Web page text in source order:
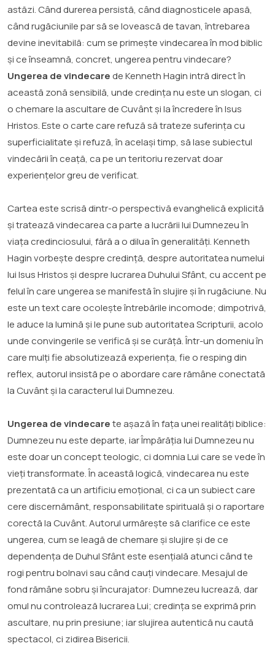
astăzi. Când durerea persistă, când diagnosticele apasă,
când rugăciunile par să se lovească de tavan, întrebarea
devine inevitabilă: cum se primește vindecarea în mod biblic
și ce înseamnă, concret, ungerea pentru vindecare?
Ungerea de vindecare de Kenneth Hagin intră direct în
această zonă sensibilă, unde credința nu este un slogan, ci
o chemare la ascultare de Cuvânt și la încredere în Isus
Hristos. Este o carte care refuză să trateze suferința cu
superficialitate și refuză, în același timp, să lase subiectul
vindecării în ceață, ca pe un teritoriu rezervat doar
experiențelor greu de verificat.
Cartea este scrisă dintr-o perspectivă evanghelică explicită
și tratează vindecarea ca parte a lucrării lui Dumnezeu în
viața credinciosului, fără a o dilua în generalități. Kenneth
Hagin vorbește despre credință, despre autoritatea numelui
lui Isus Hristos și despre lucrarea Duhului Sfânt, cu accent pe
felul în care ungerea se manifestă în slujire și în rugăciune. Nu
este un text care ocolește întrebările incomode; dimpotrivă,
le aduce la lumină și le pune sub autoritatea Scripturii, acolo
unde convingerile se verifică și se curăță. Într-un domeniu în
care mulți fie absolutizează experiența, fie o resping din
reflex, autorul insistă pe o abordare care rămâne conectată
la Cuvânt și la caracterul lui Dumnezeu.
Ungerea de vindecarete așază în fața unei realități biblice:
Dumnezeu nu este departe, iar Împărăția lui Dumnezeu nu
este doar un concept teologic, ci domnia Lui care se vede în
vieți transformate. În această logică, vindecarea nu este
prezentată ca un artificiu emoțional, ci ca un subiect care
cere discernământ, responsabilitate spirituală și o raportare
corectă la Cuvânt. Autorul urmărește să clarifice ce este
ungerea, cum se leagă de chemare și slujire și de ce
dependența de Duhul Sfânt este esențială atunci când te
rogi pentru bolnavi sau când cauți vindecare. Mesajul de
fond rămâne sobru și încurajator: Dumnezeu lucrează, dar
omul nu controlează lucrarea Lui; credința se exprimă prin
ascultare, nu prin presiune; iar slujirea autentică nu caută
spectacol, ci zidirea Bisericii.